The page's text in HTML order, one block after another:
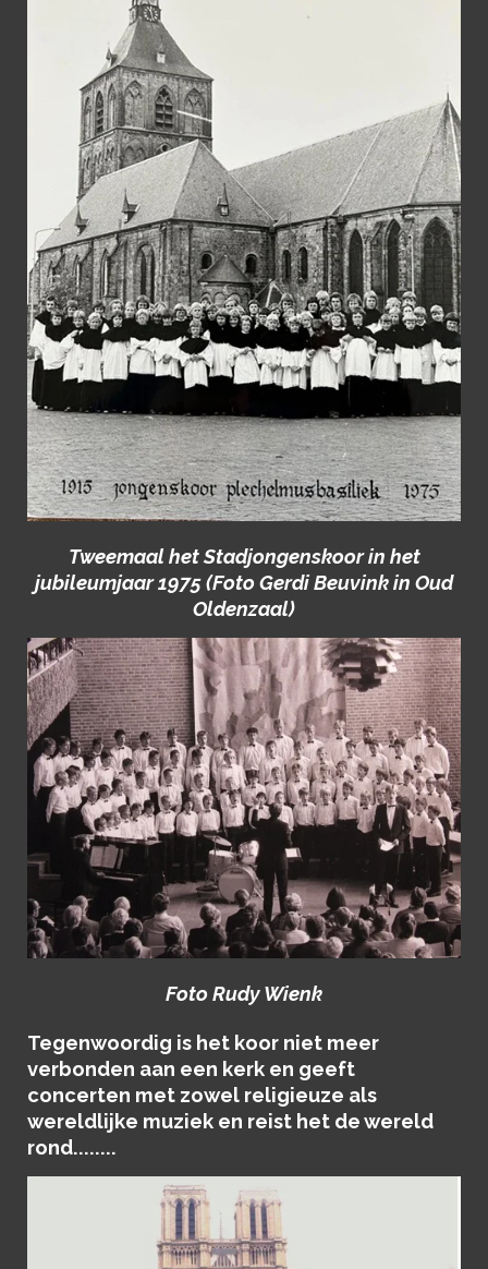
Tweemaal het Stadjongenskoor in het
jubileumjaar 1975 (Foto Gerdi Beuvink in Oud
Oldenzaal)
Foto Rudy Wienk
Tegenwoordig is het koor niet meer
verbonden aan een kerk en geeft
concerten met zowel religieuze als
wereldlijke muziek en reist het de wereld
rond........